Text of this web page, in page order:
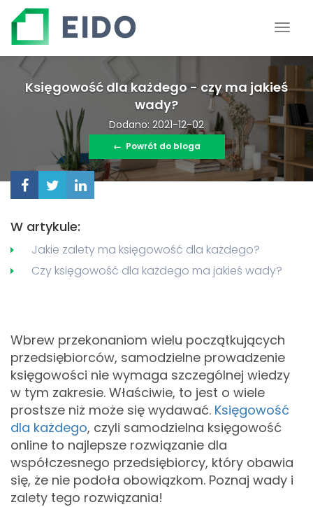
Księgowość dla każdego - czy ma jakieś
wady?
Dodano: 2021-12-02
← Powrót do bloga
W artykule:
Jakie zalety ma księgowość dla każdego?
Czy księgowość dla każdego ma jakieś wady?
Wbrew przekonaniom wielu początkujących
przedsiębiorców, samodzielne prowadzenie
księgowości nie wymaga szczególnej wiedzy
w tym zakresie. Właściwie, to jest o wiele
prostsze niż może się wydawać. Księgowość
dla każdego, czyli samodzielna księgowość
online to najlepsze rozwiązanie dla
współczesnego przedsiębiorcy, który obawia
się, że nie podoła obowiązkom. Poznaj wady i
zalety tego rozwiązania!